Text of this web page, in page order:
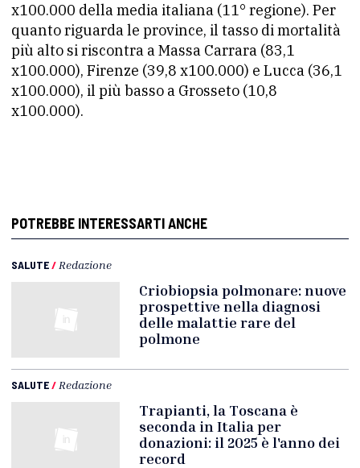
x100.000 della media italiana (11° regione). Per
quanto riguarda le province, il tasso di mortalità
più alto si riscontra a Massa Carrara (83,1
x100.000), Firenze (39,8 x100.000) e Lucca (36,1
x100.000), il più basso a Grosseto (10,8
x100.000).
POTREBBE INTERESSARTI ANCHE
SALUTE/ Redazione
Criobiopsia polmonare: nuove
prospettive nella diagnosi
delle malattie rare del
polmone
SALUTE/ Redazione
Trapianti, la Toscana è
seconda in Italia per
donazioni: il 2025 è l'anno dei
record